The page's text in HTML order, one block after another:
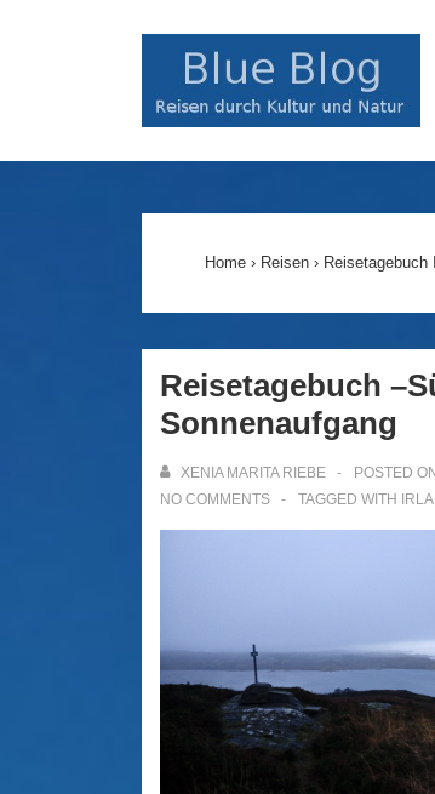
Home › Reisen › Reisetagebuch
Reisetagebuch
Sonnenaufgang
XENIA MARITA RIEBE POSTED
NO COMMENTS
TAGGED WITH